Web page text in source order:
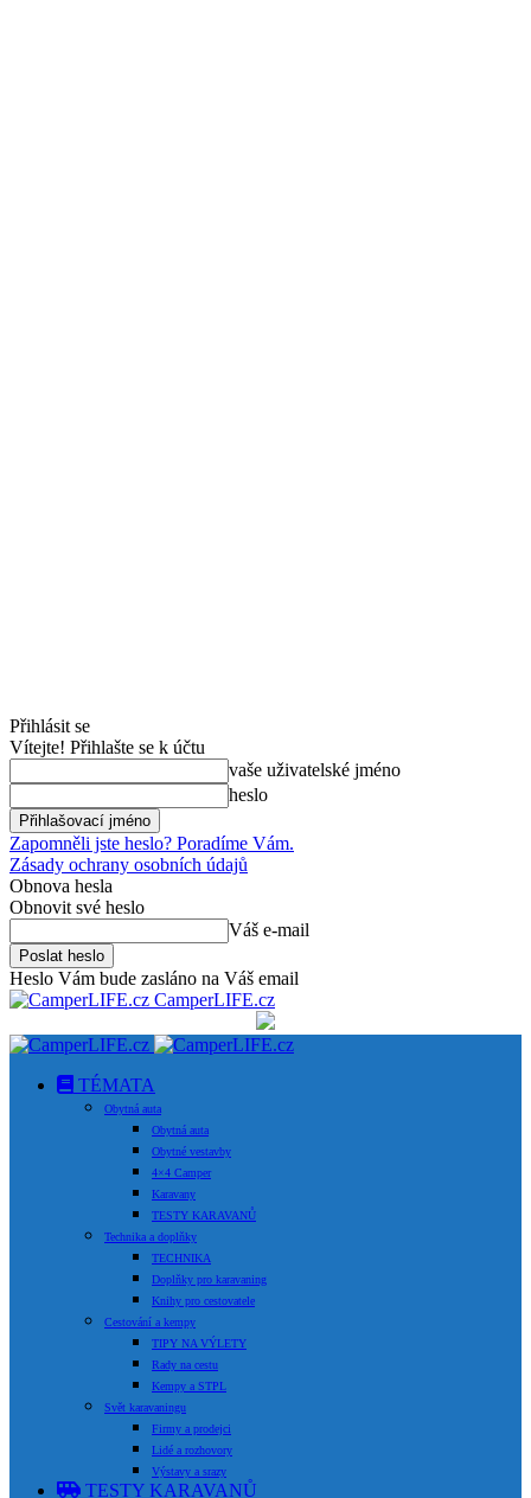
Přihlásit se
Vítejte! Přihlašte se k účtu
vaše uživatelské jméno
heslo
Zapomněli jste heslo? Poradíme Vám.
Zásady ochrany osobních údajů
Obnova hesla
Obnovit své heslo
Váš e-mail
Heslo Vám bude zasláno na Váš email
CamperLIFE.cz
TÉMATA
Obytná auta
Obytná auta
Obytné vestavby
4×4 Camper
Karavany
TESTY KARAVANŮ
Technika a doplňky
TECHNIKA
Doplňky pro karavaning
Knihy pro cestovatele
Cestování a kempy
TIPY NA VÝLETY
Rady na cestu
Kempy a STPL
Svět karavaningu
Firmy a prodejci
Lidé a rozhovory
Výstavy a srazy
TESTY KARAVANŮ